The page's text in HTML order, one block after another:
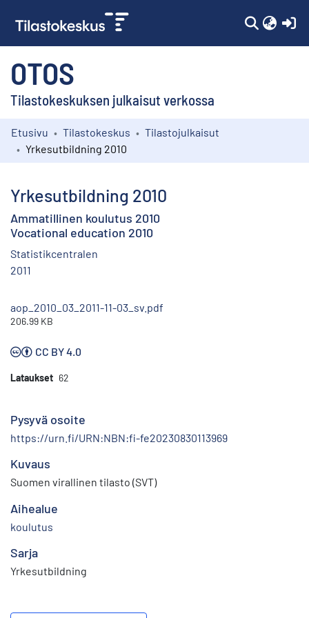
OTOS
Tilastokeskuksen julkaisut verkossa
Kokoelmat
Etusivu Tilastokeskus
Tilastojulkaisut
Yrkesutbildning 2010
Yrkesutbildning 2010
Ammatillinen koulutus 2010
Vocational education 2010
Statistikcentralen
2011
aop_2010_03_2011-11-03_sv.pdf
206.99 KB
CC BY 4.0
Lataukset 62
Pysyvä osoite
https://urn.fi/URN:NBN:fi-fe20230830113969
Kuvaus
Suomen virallinen tilasto (SVT)
Aihealue
koulutus
Sarja
Yrkesutbildning